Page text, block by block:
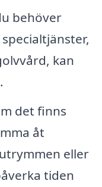
behöver
kan
det finns
åt
eller
tiden